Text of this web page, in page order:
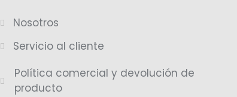
Nosotros
Servicio al cliente
Política comercial y devolución de
producto